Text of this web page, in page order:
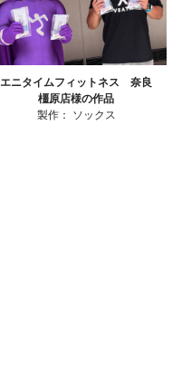
エニタイムフィットネス 奈良
橿原店様の作品
製作：
ソックス